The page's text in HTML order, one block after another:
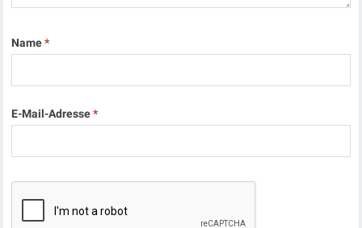
Name*
E-Mail-Adresse*